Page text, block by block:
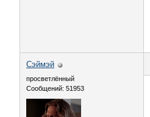
Сэймэй
просветлённый
Сообщений: 51953